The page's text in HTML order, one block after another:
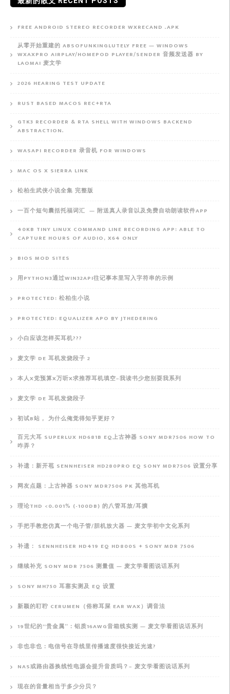
FREE ANDROID STEREO RECORDER WXRECAND .APK
从零开始重建的 ABSOFUNKINGLUTELY FREE — WINDOWS
WXAXPRO AIRPLAY/HOMEPOD PLAYER/SENDER 音频发送器 BY
LAOMAI 麦文学
2026 HEARING TEST UPDATE
RUST BASED MACOS REC+RTA
GTK3 RECORDER & RTA SHELL WITH WINDOWS BACKEND
ABSTRACTION.
WASAPI RECORDER 录音机 FOR WINDOWS
MAC OS X SIERRA LINK
松柏生武侠小说全集 完整版
一百个短句囊括托福词汇 — 附送真人录音以及免费自动朗读软件APP
40KB TINY LINUX COMMAND LINE RECORDING APP: ABLE TO
CAPTURE HOURS OF AUDIO, X64 ONLY
BIOS MOD SITES
用PYTHON3通过WIN32API往记事本里写入字符串的示例
PROTECTED: 松柏生小说
PROTECTED: EQUALIZER APO BY JTHEDERING
小白应该怎样买耳机???
麦文学 DE 耳机发烧段子 2
本人X党预算X万听X求推荐耳机填空–我读书少您别耍我系列
麦文学 DE 耳机发烧段子
初试B站， 为什么俺觉得知乎更好？
百元大耳 SUPERLUX HD681B EQ上古神器 SONY MDR7506 HOW TO
咋弄？
补遗：新开苞 SENNHEISER HD280PRO EQ SONY MDR7506 设置分享
网友点题：上古神器 SONY MDR7506 PK 其他耳机
理论THD <0.001% (-100DB) 的八管耳放/耳擴
手把手教您仿真一个电子管/胆机放大器 — 麦文学初中文化系列
补遗： SENNHEISER HD419 EQ HD800S + SONY MDR 7506
继续补充 SONY MDR 7506 测量值 — 麦文学看图说话系列
SONY MH750 耳塞实测及 EQ 设置
新颖的耵聍 CERUMEN（俗称耳屎 EAR WAX）调音法
19世纪的“贵金属”：铝质16AWG音箱线实测 — 麦文学看图说话系列
非也非也：电信号在导线里传播速度很快接近光速?
NAS或路由器换线性电源会提升音质吗？– 麦文学看图说话系列
现在的音量相当于多少分贝？